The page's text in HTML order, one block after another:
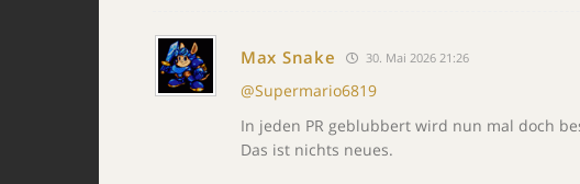
Max Snake 30. Mai 2026 21:26
@Supermario6819
In jeden PR geblubbert wird nun mal doch
Das ist nichts neues.